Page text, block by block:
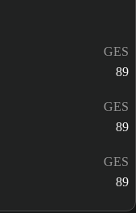
GES
89
GES
89
GES
89